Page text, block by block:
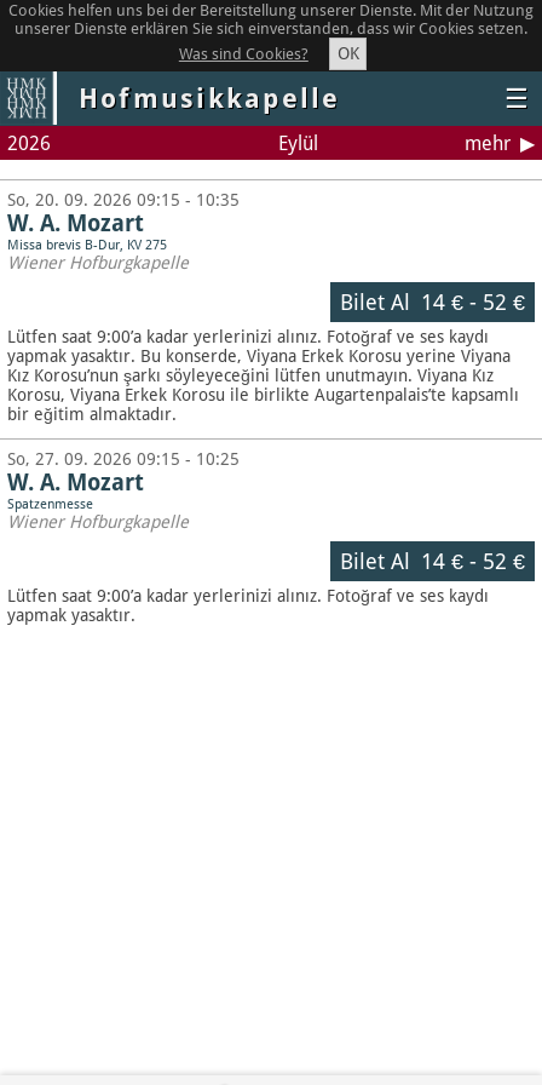
Cookies helfen uns bei der Bereitstellung unserer Dienste. Mit der Nutzung
unserer Dienste erklären Sie sich einverstanden, dass wir Cookies setzen.
Was sind Cookies?
OK
Hofmusikkapelle ☰
2026 Eylül mehr
So, 20. 09. 2026 09:15 - 10:35
W. A. Mozart
Missa brevis B-Dur, KV 275
Wiener Hofburgkapelle
Bilet Al 14 €- 52 €
Lütfen saat 9:00’a kadar yerlerinizi alınız. Fotoğraf ve ses kaydı
yapmak yasaktır. Bu konserde, Viyana Erkek Korosu yerine Viyana
Kız Korosu’nun şarkı söyleyeceğini lütfen unutmayın. Viyana Kız
Korosu, Viyana Erkek Korosu ile birlikte Augartenpalais’te kapsamlı
bir eğitim almaktadır.
So, 27. 09. 2026 09:15 - 10:25
W. A. Mozart
Spatzenmesse
Wiener Hofburgkapelle
Bilet Al 14 €- 52 €
Lütfen saat 9:00’a kadar yerlerinizi alınız. Fotoğraf ve ses kaydı
yapmak yasaktır.